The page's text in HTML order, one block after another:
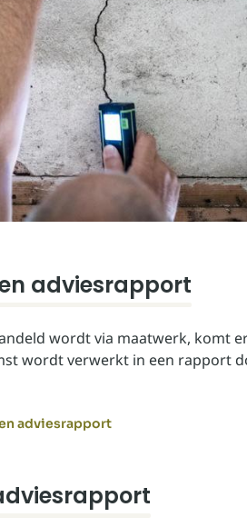
adviesrapport
wordt via maatwerk, komt
wordt verwerkt in een rapport
adviesrapport